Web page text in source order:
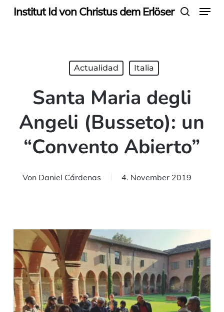
SkipInstitut Id von Christus dem Erlöser Menu
Actualidad Italia
Santa Maria degli
Angeli (Busseto): un
“Convento Abierto”
Von Daniel Cárdenas 4. November 2019